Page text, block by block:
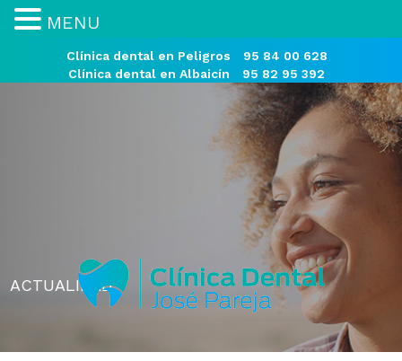
Clínica dental en Peligros
95 84 00 628
Clínica dental en Albaicín
95 82 95 392
ACTUALIDAD
MENU